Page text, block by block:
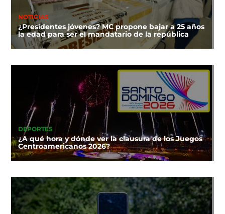
NOTICIAS
¿Presidentes jóvenes? MC propone bajar a 25 años
la edad para ser el mandatario de la república
DEPORTES
¿A qué hora y dónde ver la clausura de los Juegos
Centroamericanos 2026?